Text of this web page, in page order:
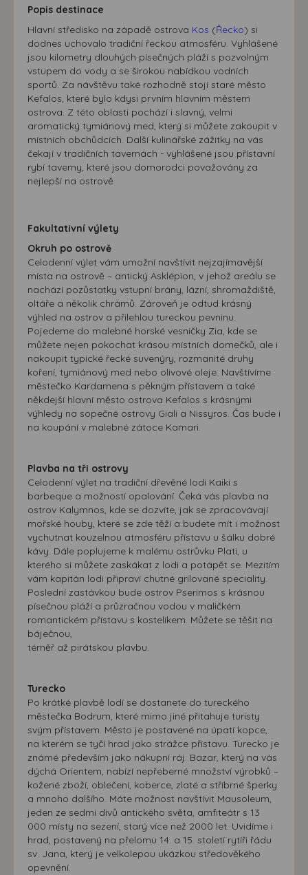
Popis destinace
Hlavní středisko na západě ostrova Kos (Řecko) si
dodnes uchovalo tradiční řeckou atmosféru. Vyhlášené
jsou kilometry dlouhých písečných pláží s pozvolným
vstupem do vody a se širokou nabídkou vodních
sportů. Za návštěvu také rozhodně stojí staré město
Kefalos, které bylo kdysi prvním hlavním městem
ostrova. Z této oblasti pochází i slavný, velmi
aromatický tymiánový med, který si můžete zakoupit v
místních obchůdcích. Další kulinářské zážitky na vás
čekají v tradičních tavernách - vyhlášené jsou přístavní
rybí taverny, které jsou domorodci považovány za
nejlepší na ostrově.
Fakultativní výlety
Okruh po ostrově
Celodenní výlet vám umožní navštívit nejzajímavější
místa na ostrově – antický Asklépion, v jehož areálu se
nachází pozůstatky vstupní brány, lázní, shromaždiště,
oltáře a několik chrámů. Zároveň je odtud krásný
výhled na ostrov a přilehlou tureckou pevninu.
Pojedeme do malebné horské vesničky Zia, kde se
můžete nejen pokochat krásou místních domečků, ale i
nakoupit typické řecké suvenýry, rozmanité druhy
koření, tymiánový med nebo olivové oleje. Navštívíme
městečko Kardamena s pěkným přístavem a také
někdejší hlavní město ostrova Kefalos s krásnými
výhledy na sopečné ostrovy Giali a Nissyros. Čas bude i
na koupání v malebné zátoce Kamari.
Plavba na tři ostrovy
Celodenní výlet na tradiční dřevěné lodi Kaiki s
barbeque a možností opalování. Čeká vás plavba na
ostrov Kalymnos, kde se dozvíte, jak se zpracovávají
mořské houby, které se zde těží a budete mít i možnost
vychutnat kouzelnou atmosféru přístavu u šálku dobré
kávy. Dále poplujeme k malému ostrůvku Plati, u
kterého si můžete zaskákat z lodi a potápět se. Mezitím
vám kapitán lodi připraví chutné grilované speciality.
Poslední zastávkou bude ostrov Pserimos s krásnou
písečnou pláží a průzračnou vodou v maličkém
romantickém přístavu s kostelíkem. Můžete se těšit na
báječnou,
téměř až pirátskou plavbu.
Turecko
Po krátké plavbě lodí se dostanete do tureckého
městečka Bodrum, které mimo jiné přitahuje turisty
svým přístavem. Město je postavené na úpatí kopce,
na kterém se tyčí hrad jako strážce přístavu. Turecko je
známé především jako nákupní ráj. Bazar, který na vás
dýchá Orientem, nabízí nepřeberné množství výrobků –
kožené zboží, oblečení, koberce, zlaté a stříbrné šperky
a mnoho dalšího. Máte možnost navštívit Mausoleum,
jeden ze sedmi divů antického světa, amfiteátr s 13
000 místy na sezení, starý více než 2000 let. Uvidíme i
hrad, postavený na přelomu 14. a 15. století rytíři řádu
sv. Jana, který je velkolepou ukázkou středověkého
opevnění.